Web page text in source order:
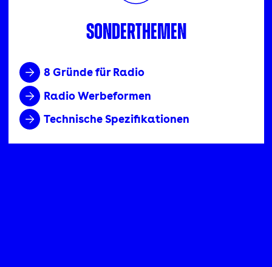
Sonderthemen
8 Gründe für Radio
Radio Werbeformen
Technische Spezifikationen